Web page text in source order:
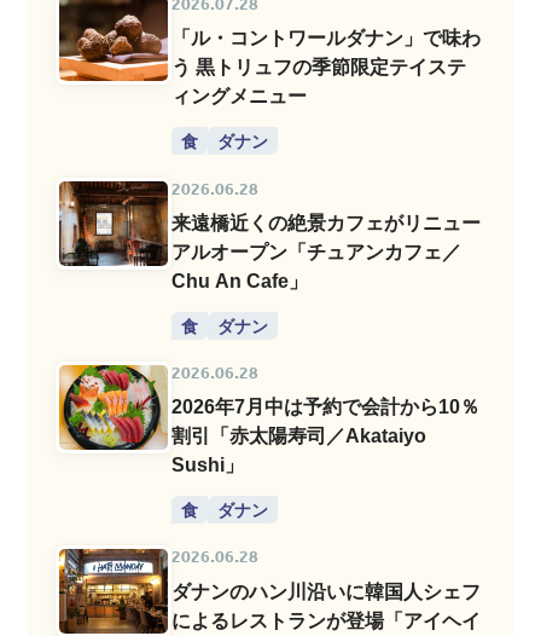
2026.07.28
「ル・コントワールダナン」で味わ
う 黒トリュフの季節限定テイステ
ィングメニュー
食 ダナン
2026.06.28
来遠橋近くの絶景カフェがリニュー
アルオープン「チュアンカフェ／
Chu An Cafe」
食 ダナン
2026.06.28
2026年7月中は予約で会計から10％
割引「赤太陽寿司／Akataiyo
Sushi」
食 ダナン
2026.06.28
ダナンのハン川沿いに韓国人シェフ
によるレストランが登場「アイヘイ